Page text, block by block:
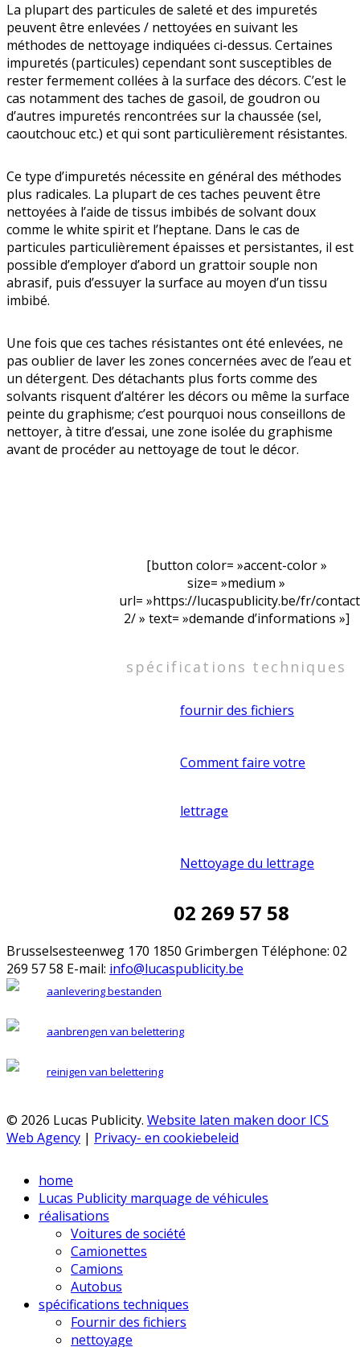
La plupart des particules de saleté et des impuretés
peuvent être enlevées / nettoyées en suivant les
méthodes de nettoyage indiquées ci-dessus. Certaines
impuretés (particules) cependant sont susceptibles de
rester fermement collées à la surface des décors. C’est le
cas notamment des taches de gasoil, de goudron ou
d’autres impuretés rencontrées sur la chaussée (sel,
caou­tchouc etc.) et qui sont particulièrement résistantes.
Ce type d’impuretés nécessite en général des méthodes
plus radicales. La plupart de ces taches peuvent être
nettoyées à l’aide de tissus imbibés de solvant doux
comme le white spirit et l’heptane. Dans le cas de
particules particulièrement épaisses et persistantes, il est
possible d’employer d’abord un grattoir souple non
abrasif, puis d’essuyer la surface au moyen d’un tissu
imbibé.
Une fois que ces taches résistantes ont été enlevées, ne
pas oublier de laver les zones concernées avec de l’eau et
un déter­gent. Des détachants plus forts comme des
solvants risquent d’altérer les décors ou même la surface
peinte du graphisme; c’est pourquoi nous conseillons de
nettoyer, à titre d’essai, une zone isolée du graphisme
avant de procéder au nettoyage de tout le décor.
[button color= »accent-color »
size= »medium »
url= »https://lucaspublicity.be/fr/
2/ » text= »demande d’informations »]
spécifications techniques
fournir des fichiers
Comment faire votre
lettrage
Nettoyage du lettrage
02 269 57 58
Brusselsesteenweg 170 1850 Grimbergen Téléphone: 02
269 57 58 E-mail: info@lucaspublicity.be
aanlevering bestanden
aanbrengen van belettering
reinigen van belettering
© 2026 Lucas Publicity. Website laten maken door ICS
Web Agency | Privacy- en cookiebeleid
Close
Menu
home
Lucas Publicity marquage de véhicules
réalisations
Voitures de société
Camionettes
Camions
Autobus
spécifications techniques
Fournir des fichiers
nettoyage